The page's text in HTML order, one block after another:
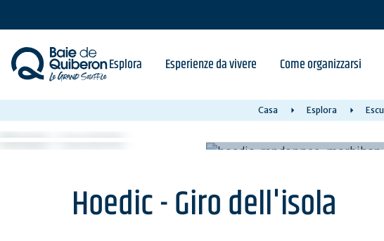
content
Esplora Esperienze da vivere Come organizzarsi
Casa Esplora
Hoedic - Giro dell'isola